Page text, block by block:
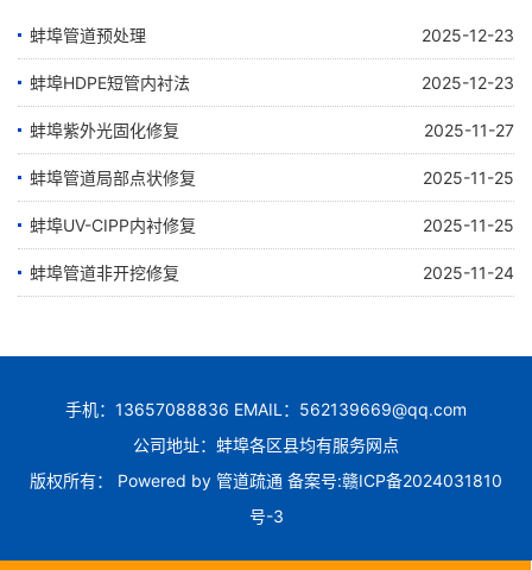
蚌埠管道预处理 2025-12-23
蚌埠HDPE短管内衬法 2025-12-23
蚌埠紫外光固化修复 2025-11-27
蚌埠管道局部点状修复 2025-11-25
蚌埠UV-CIPP内衬修复 2025-11-25
蚌埠管道非开挖修复 2025-11-24
手机：13657088836 EMAIL：562139669@qq.com
公司地址：蚌埠各区县均有服务网点
版权所有： Powered by 管道疏通 备案号:赣ICP备2024031810
号-3